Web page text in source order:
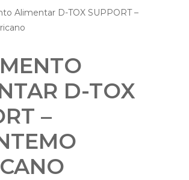
Alimentar D-TOX SUPPORT –
D-TOX
–